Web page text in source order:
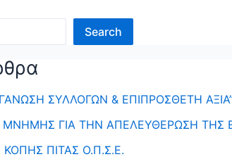
Search
ΣΥΛΛΟΓΩΝ & ΕΠΙΠΡΟΣΘΕΤΗ
ΜΝΗΜΗΣ ΓΙΑ ΤΗΝ ΑΠΕΛΕΥΘΕΡΩΣΗ ΤΗΣ
ΠΙΤΑΣ Ο.Π.Σ.Ε.